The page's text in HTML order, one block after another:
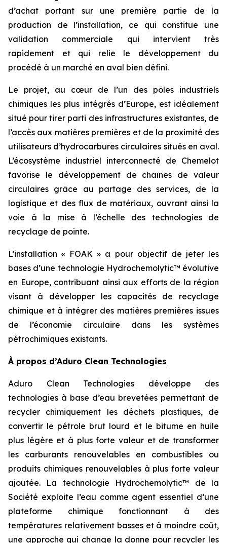
d’achat portant sur une première partie de la
production de l’installation, ce qui constitue une
validation commerciale qui intervient très
rapidement et qui relie le développement du
procédé à un marché en aval bien défini.
Le projet, au cœur de l’un des pôles industriels
chimiques les plus intégrés d’Europe, est idéalement
situé pour tirer parti des infrastructures existantes, de
l’accès aux matières premières et de la proximité des
utilisateurs d’hydrocarbures circulaires situés en aval.
L’écosystème industriel interconnecté de Chemelot
favorise le développement de chaînes de valeur
circulaires grâce au partage des services, de la
logistique et des flux de matériaux, ouvrant ainsi la
voie à la mise à l’échelle des technologies de
recyclage de pointe.
L’installation « FOAK » a pour objectif de jeter les
bases d’une technologie Hydrochemolytic™ évolutive
en Europe, contribuant ainsi aux efforts de la région
visant à développer les capacités de recyclage
chimique et à intégrer des matières premières issues
de l’économie circulaire dans les systèmes
pétrochimiques existants.
À propos d’Aduro Clean Technologies
Aduro Clean Technologies développe des
technologies à base d’eau brevetées permettant de
recycler chimiquement les déchets plastiques, de
convertir le pétrole brut lourd et le bitume en huile
plus légère et à plus forte valeur et de transformer
les carburants renouvelables en combustibles ou
produits chimiques renouvelables à plus forte valeur
ajoutée. La technologie Hydrochemolytic™ de la
Société exploite l’eau comme agent essentiel d’une
plateforme chimique fonctionnant à des
températures relativement basses et à moindre coût,
une approche qui change la donne pour recycler les